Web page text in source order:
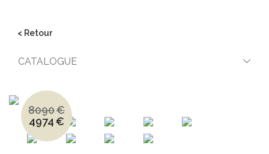
< Retour
CATALOGUE
8090€
Le
prix
initial
était :
4974€
Le
prix
actuel
est :